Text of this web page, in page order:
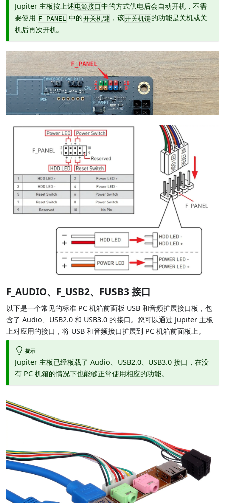
Jupiter 主板按上述 电源接口 中的方式供电后会自动开机，不需
要使用 F_PANEL 中的开关机键 ，该开关机键的功能是关机或关
机后再次开机。
F_AUDIO、F_USB2、FUSB3 接口
以下是一个常见的标准 PC 机箱前面板 USB 和音频扩展接口板，包
含了 Audio、USB2.0 和 USB3.0 的接口。您可以通过 Jupiter 主板
上对应用的接口，将 USB 和音频接口扩展到 PC 机箱前面板上。
提示
Jupiter 主板已经板载了 Audio、USB2.0、USB3.0 接口，在没
有 PC 机箱的情况下也能够正常使用相应的功能。